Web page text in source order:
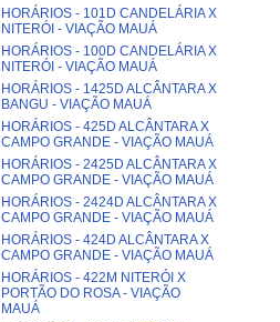
HORÁRIOS - 101D CANDELÁRIA X
NITERÓI - VIAÇÃO MAUÁ
HORÁRIOS - 100D CANDELÁRIA X
NITERÓI - VIAÇÃO MAUÁ
HORÁRIOS - 1425D ALCÂNTARA X
BANGU - VIAÇÃO MAUÁ
HORÁRIOS - 425D ALCÂNTARA X
CAMPO GRANDE - VIAÇÃO MAUÁ
HORÁRIOS - 2425D ALCÂNTARA X
CAMPO GRANDE - VIAÇÃO MAUÁ
HORÁRIOS - 2424D ALCÂNTARA X
CAMPO GRANDE - VIAÇÃO MAUÁ
HORÁRIOS - 424D ALCÂNTARA X
CAMPO GRANDE - VIAÇÃO MAUÁ
HORÁRIOS - 422M NITERÓI X
PORTÃO DO ROSA - VIAÇÃO
MAUÁ